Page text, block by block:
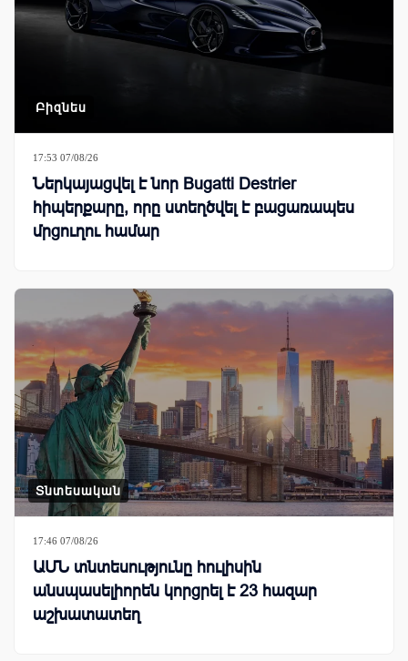
Բիզնես
17:53 07/08/26
Ներկայացվել է նոր Bugatti Destrier
հիպերքարը, որը ստեղծվել է բացառապես
մրցուղու համար
Տնտեսական
17:46 07/08/26
ԱՄՆ տնտեսությունը հուլիսին
անսպասելիորեն կորցրել է 23 հազար
աշխատատեղ